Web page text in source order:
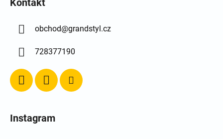
obchod@grandstyl.cz
728377190
Instagram